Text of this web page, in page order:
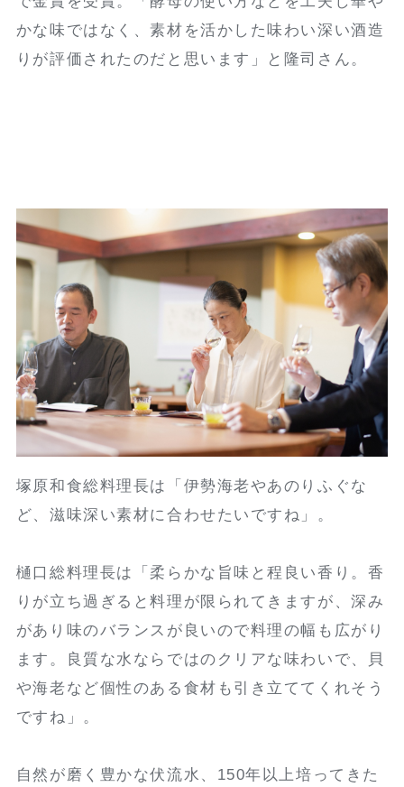
かな味ではなく、素材を活かした味わい深い酒造
りが評価されたのだと思います」と隆司さん。
塚原和食総料理長は「伊勢海老やあのりふぐな
ど、滋味深い素材に合わせたいですね」。
樋口総料理長は「柔らかな旨味と程良い香り。香
りが立ち過ぎると料理が限られてきますが、深み
があり味のバランスが良いので料理の幅も広がり
ます。良質な水ならではのクリアな味わいで、貝
や海老など個性のある食材も引き立ててくれそう
ですね」。
自然が磨く豊かな伏流水、150年以上培ってきた